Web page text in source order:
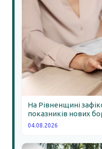
На Рівненщині
показників нових
04.08.2026